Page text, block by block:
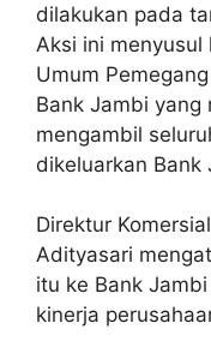
dilakukan pada
Aksi ini
Umum
Bank Jambi yang
mengambil
dikeluarkan Bank
Direktur
Adityasari
itu ke Bank
kinerja